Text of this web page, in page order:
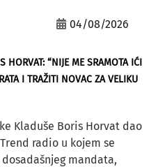
04/08/2026
HORVAT: “NIJE ME SRAMOTA IĆI
I TRAŽITI NOVAC ZA VELIKU
Kladuše Boris Horvat dao
radio u kojem se
mandata,